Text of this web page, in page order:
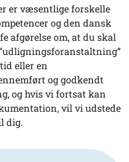
er væsentlige forskelle
og den dansk
afgørelse om, at du skal
eller en
og godkendt
og hvis vi fortsat kan
vil vi udstede
dig.